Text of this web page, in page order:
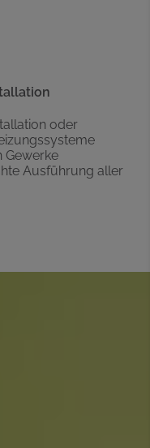
oder
Gewerke
Ausführung aller